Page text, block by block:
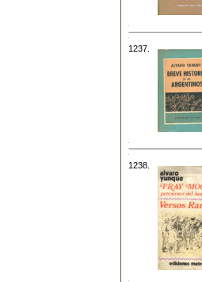
1237.
1238.